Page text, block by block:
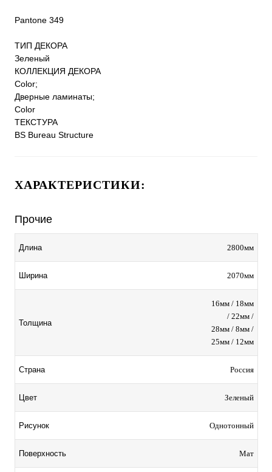
Pantone 349
ТИП ДЕКОРА
Зеленый
КОЛЛЕКЦИЯ ДЕКОРА
Color;
Дверные ламинаты;
Color
ТЕКСТУРА
BS Bureau Structure
ХАРАКТЕРИСТИКИ:
Прочие
Длина 2800мм
Ширина 2070мм
Толщина
16мм / 18мм
/ 22мм /
28мм / 8мм /
25мм / 12мм
Страна Россия
Цвет Зеленый
Рисунок Однотонный
Поверхность Мат